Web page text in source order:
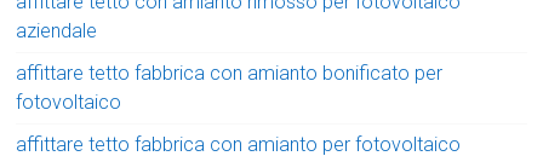
aziendale
affittare tetto fabbrica con amianto bonificato per
fotovoltaico
affittare tetto fabbrica con amianto per fotovoltaico